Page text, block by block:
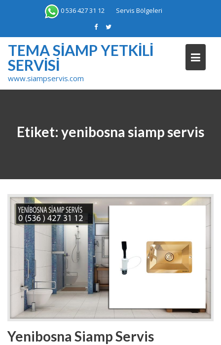
0 536 427 31 12 Servis Bölgeleri
TEMA SIAMP YETKILI
SERVISI
www.siampservis.com
Etiket: yenibosna siamp servis
Yenibosna Siamp Servis